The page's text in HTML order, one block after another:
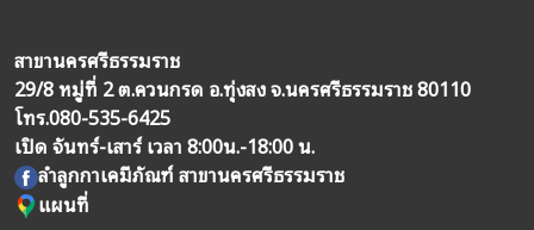
สาขานครศรีธรรมราช
29/8 หมู่ที่ 2 ต.ควนกรด อ.ทุ่งสง จ.นครศรีธรรมราช 80110
โทร.080-535-6425
เปิด จันทร์-เสาร์ เวลา 8:00น.-18:00 น.
ลำลูกกาเคมีภัณฑ์ สาขานครศรีธรรมราช
แผนที่